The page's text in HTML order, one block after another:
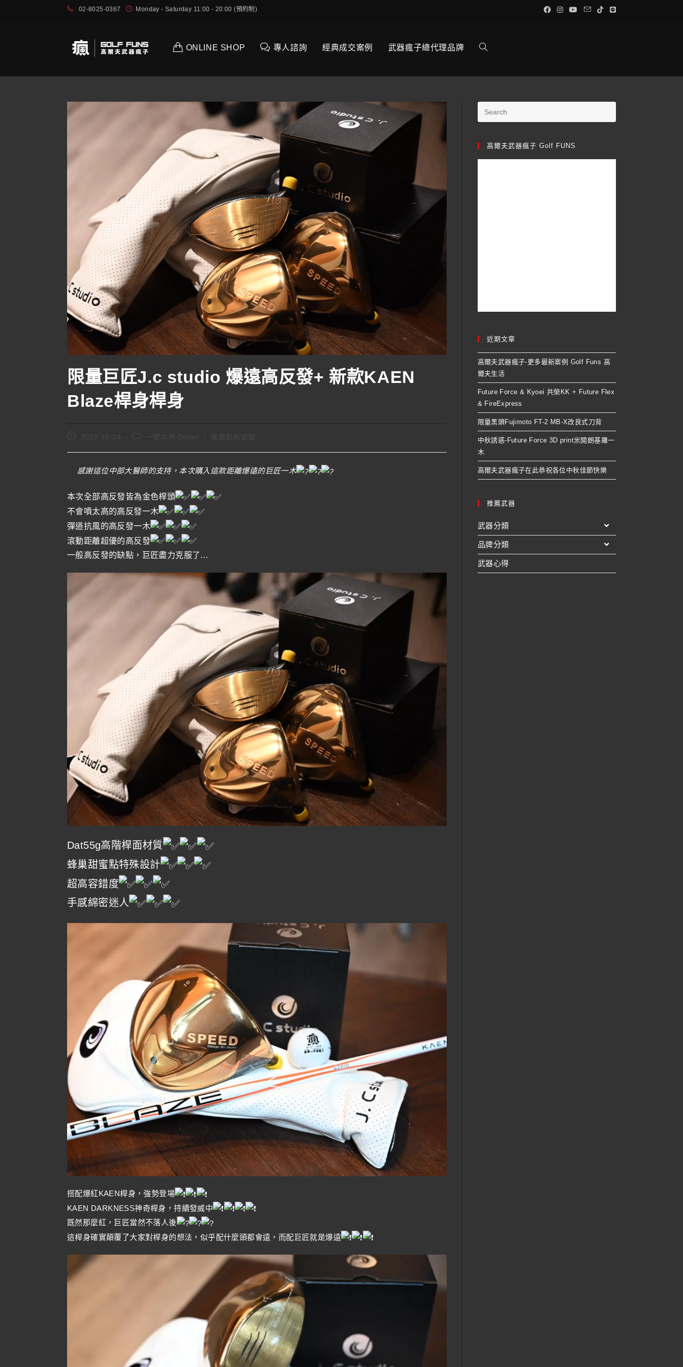
02-8025-0367 Monday - Saturday 11:00 - 20:00 (預約制)
ONLINE SHOP 專人諮詢 經典成交案例 武器瘋子總代理品牌
限量巨匠J.c studio 爆遠高反發+ 新款KAEN
Blaze桿身桿身
感謝這位中部大醫師的支持，本次購入這款距離爆遠的巨匠一木
本次全部高反發皆為金色桿頭
不會噴太高的高反發一木
彈道抗風的高反發一木
滾動距離超優的高反發
一般高反發的缺點，巨匠盡力克服了…
Dat55g高階桿面材質
蜂巢甜蜜點特殊設計
超高容錯度
手感綿密迷人
搭配爆紅KAEN桿身，強勢登場
KAEN DARKNESS神奇桿身，持續發威中
既然那麼紅，巨匠當然不落人後
這桿身確實顛覆了大家對桿身的想法，似乎配什麼頭都會遠，而配巨匠就是爆遠
高爾夫武器瘋子 Golf FUNS
近期文章
高爾夫武器瘋子-更多最新案例 Golf Funs 高
爾夫生活
Future Force & Kyoei 共榮KK + Future Flex
& FireExpress
限量黑頭Fujimoto FT-2 MB-X改良式刀背
中秋誘惑-Future Force 3D print米開朗基羅一
木
高爾夫武器瘋子在此恭祝各位中秋佳節快樂
推薦武器
武器分類
品牌分類
武器心得